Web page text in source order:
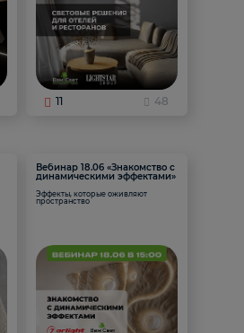
11 48
Вебинар 18.06 «Знакомство с
динамическими эффектами»
Эффекты, которые оживляют
пространство